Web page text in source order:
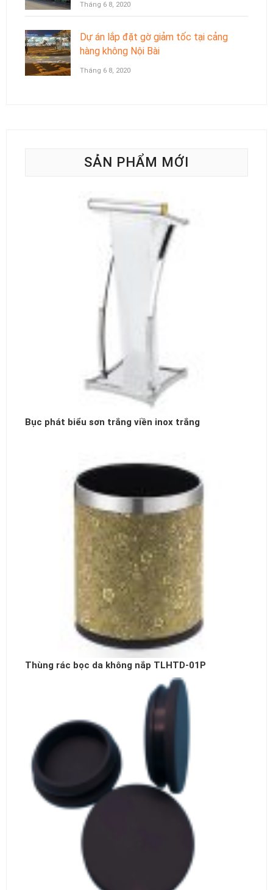
Tháng 6 8, 2020
Dự án lắp đặt gờ giảm tốc tại cảng
hàng không Nội Bài
Tháng 6 8, 2020
SẢN PHẨM MỚI
Bục phát biểu sơn trắng viền inox trắng
Thùng rác bọc da không nắp TLHTD-01P